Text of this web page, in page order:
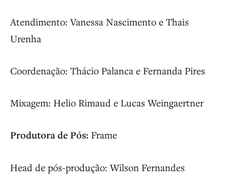
Atendimento: Vanessa Nascimento e Thais
Urenha
Coordenação: Thácio Palanca e Fernanda Pires
Mixagem: Helio Rimaud e Lucas Weingaertner
Produtora de Pós: Frame
Head de pós-produção: Wilson Fernandes